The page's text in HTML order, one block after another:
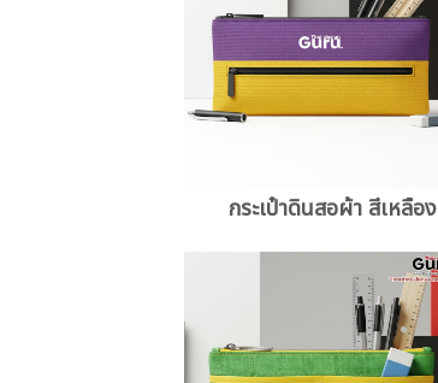
กระเป๋าดินสอผ้า สีเหลือง